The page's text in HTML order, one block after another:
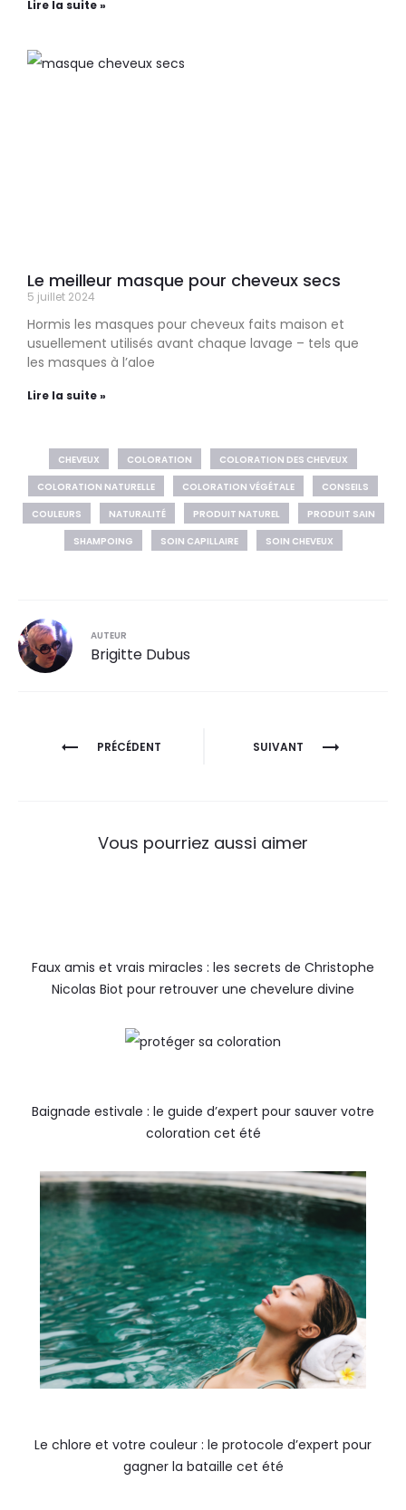
Lire la suite »
Le meilleur masque pour cheveux secs
5 juillet 2024
Hormis les masques pour cheveux faits maison et
usuellement utilisés avant chaque lavage – tels que
les masques à l’aloe
Lire la suite »
CHEVEUX COLORATION
COLORATION DES CHEVEUX
COLORATION NATURELLE
COLORATION VÉGÉTALE
CONSEILS
COULEURS
NATURALITÉ PRODUIT NATUREL
PRODUIT SAIN
SHAMPOING
SOIN CAPILLAIRE SOIN CHEVEUX
AUTEUR
Brigitte Dubus
PRÉCÉDENT SUIVANT
Vous pourriez aussi aimer
Faux amis et vrais miracles : les secrets de Christophe
Nicolas Biot pour retrouver une chevelure divine
Baignade estivale : le guide d’expert pour sauver votre
coloration cet été
Le chlore et votre couleur : le protocole d’expert pour
gagner la bataille cet été